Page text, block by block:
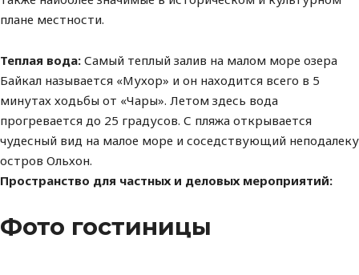
плане местности.
Теплая вода: Самый теплый залив на малом море озера
Байкал называется «Мухор» и он находится всего в 5
минутах ходьбы от «Чары». Летом здесь вода
прогревается до 25 градусов. С пляжа открывается
чудесный вид на малое море и соседствующий неподалеку
остров Ольхон.
Пространство для частных и деловых мероприятий:
Фото гостиницы